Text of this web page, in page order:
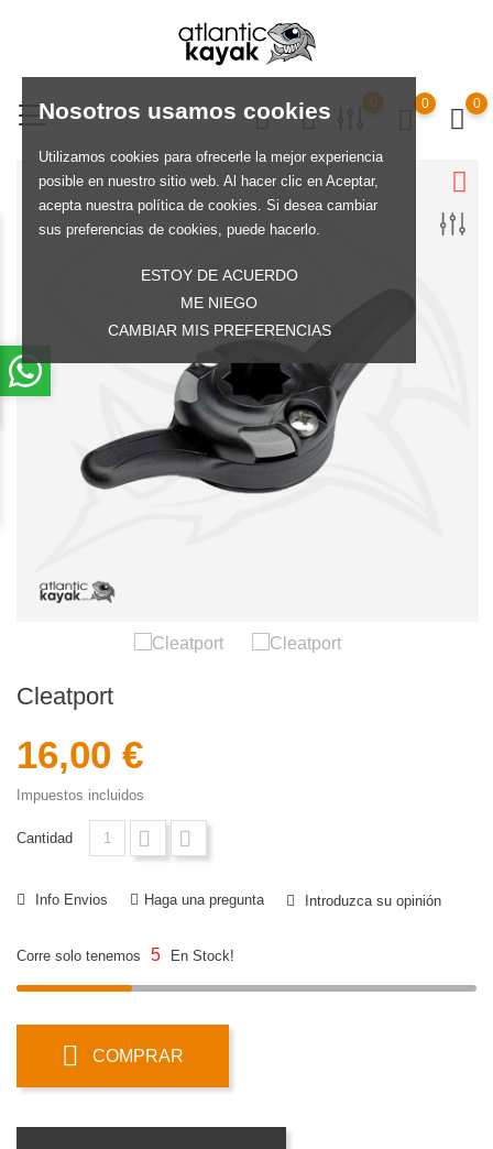
Nosotros usamos cookies
Utilizamos cookies para ofrecerle la mejor experiencia
posible en nuestro sitio web. Al hacer clic en Aceptar,
acepta nuestra política de cookies. Si desea cambiar
sus preferencias de cookies, puede hacerlo.
ESTOY DE ACUERDO
ME NIEGO
CAMBIAR MIS PREFERENCIAS
0
0
Cleatport
16,00 €
Impuestos incluidos
Cantidad
Info Envios Haga una pregunta Introduzca su opinión
Corre solo tenemos 5 En Stock!
COMPRAR